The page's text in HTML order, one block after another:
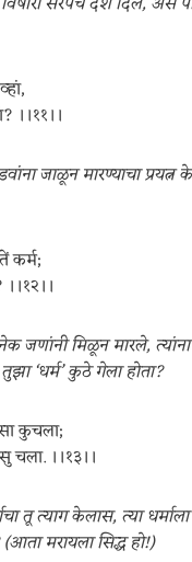
।।११।।
जाळून मारण्याचा
कर्म;
जणांनी मिळून मारले,
‘धर्म’ कुठे गेला होता?
कुचला;
चला. ।।१३।।
तू त्याग केलास, त्या
मरायला सिद्ध हो!)